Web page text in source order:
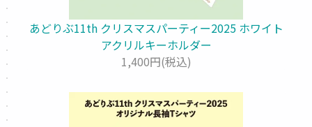
あどりぶ11th クリスマスパーティー2025 ホワイト
アクリルキーホルダー
1,400円(税込)